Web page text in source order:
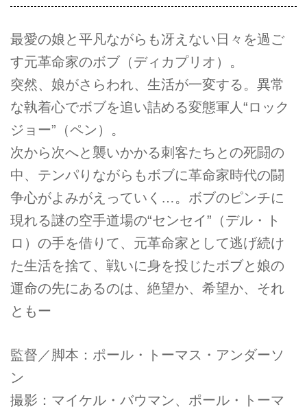
最愛の娘と平凡ながらも冴えない日々を過ご
す元革命家のボブ（ディカプリオ）。
突然、娘がさらわれ、生活が一変する。異常
な執着心でボブを追い詰める変態軍人“ロック
ジョー”（ペン）。
次から次へと襲いかかる刺客たちとの死闘の
中、テンパりながらもボブに革命家時代の闘
争心がよみがえっていく…。ボブのピンチに
現れる謎の空手道場の“センセイ”（デル・ト
ロ）の手を借りて、元革命家として逃げ続け
た生活を捨て、戦いに身を投じたボブと娘の
運命の先にあるのは、絶望か、希望か、それ
ともー
監督／脚本：ポール・トーマス・アンダーソ
ン
撮影：マイケル・バウマン、ポール・トーマ